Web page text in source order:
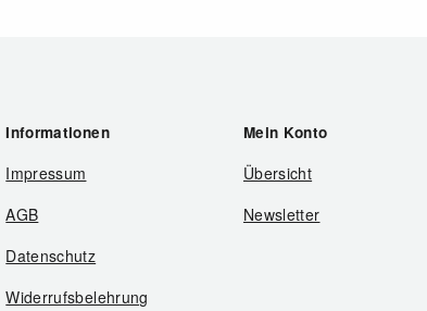
Informationen
Impressum
AGB
Datenschutz
Widerrufsbelehrung
Mein Konto
Übersicht
Newsletter